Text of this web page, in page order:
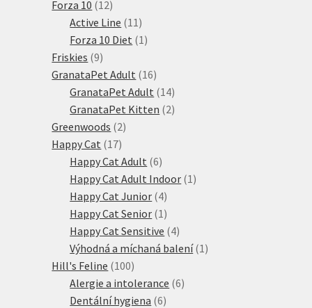
Forza 10 1212
produktů
Active Line 11 11
produktů
Forza 10 Diet 1 1
Friskies 99
produktů
GranataPet Adult 1616
produktů
GranataPet Adult 1414
produktů
GranataPet Kitten 22
Greenwoods 22
Happy Cat 1717
produktů
Happy Cat Adult 66
produktů
Happy Cat Adult Indoor 1 1
Happy Cat Junior 44
produkty
Happy Cat Senior 1 1
produkt
Happy Cat Sensitive 44
produkty
Výhodná a míchaná balení 1 1
Hill's Feline 100100
produktů
Alergie a intolerance 66
Dentální hygiena 66